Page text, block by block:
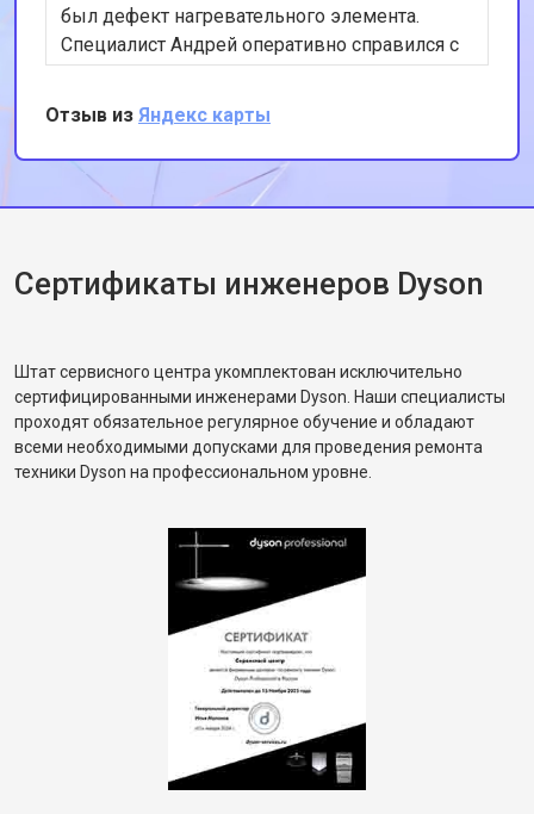
был дефект нагревательного элемента.
Специалист Андрей оперативно справился с
ремонтом. Теперь мой фен функционирует
как новый. Благодарю за отличную работу!
Отзыв из Яндекс карты
Сертификаты инженеров Dyson
Штат сервисного центра укомплектован исключительно
сертифицированными инженерами Dyson. Наши специалисты
проходят обязательное регулярное обучение и обладают
всеми необходимыми допусками для проведения ремонта
техники Dyson на профессиональном уровне.